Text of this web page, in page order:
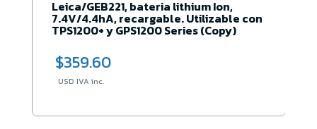
Leica/GDF302 Base nivelante con
plomada óptica
$353.80
USD IVA inc.